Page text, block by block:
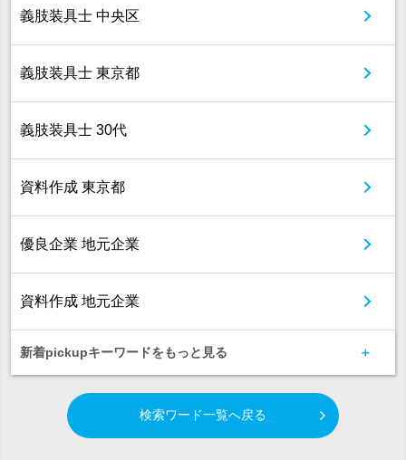
義肢装具士 中央区
義肢装具士 東京都
義肢装具士 30代
資料作成 東京都
優良企業 地元企業
資料作成 地元企業
新着pickupキーワードをもっと見る
検索ワード一覧へ戻る